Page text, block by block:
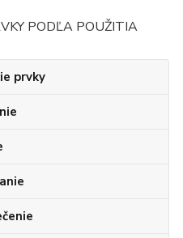
PODĽA POUŽITIA
prvky